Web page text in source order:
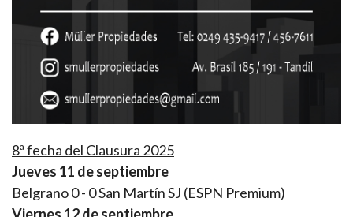
8ª fecha del Clausura 2025
Jueves 11 de septiembre
Belgrano 0 - 0 San Martín SJ (ESPN Premium)